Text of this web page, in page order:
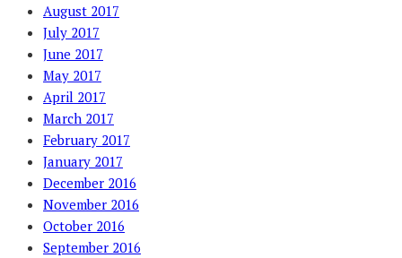
August 2017
July 2017
June 2017
May 2017
April 2017
March 2017
February 2017
January 2017
December 2016
November 2016
October 2016
September 2016